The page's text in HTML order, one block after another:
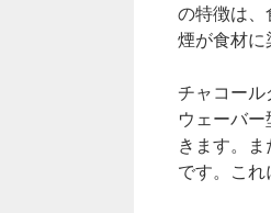
の特徴は、
煙が食材に
チャコール
ウェーバ
きます。
です。これ